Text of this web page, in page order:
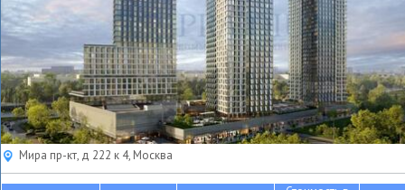
Мира пр-кт, д 222 к 4, Москва